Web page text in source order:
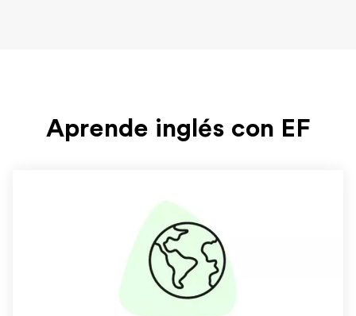
Aprende inglés con EF